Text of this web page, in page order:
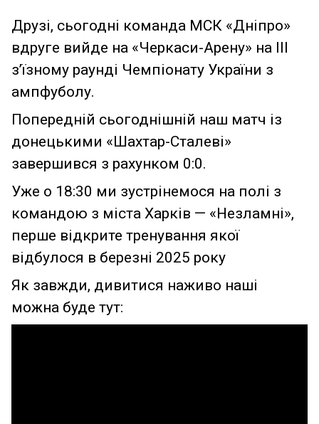
Друзі, сьогодні команда МСК «Дніпро»
вдруге вийде на «Черкаси-Арену» на ІІІ
з’їзному раунді Чемпіонату України з
ампфуболу.
Попередній сьогоднішній наш матч із
донецькими «Шахтар-Сталеві»
завершився з рахунком 0:0.
Уже о 18:30 ми зустрінемося на полі з
командою з міста Харків — «Незламні»,
перше відкрите тренування якої
відбулося в березні 2025 року
Як завжди, дивитися наживо наші
можна буде тут: